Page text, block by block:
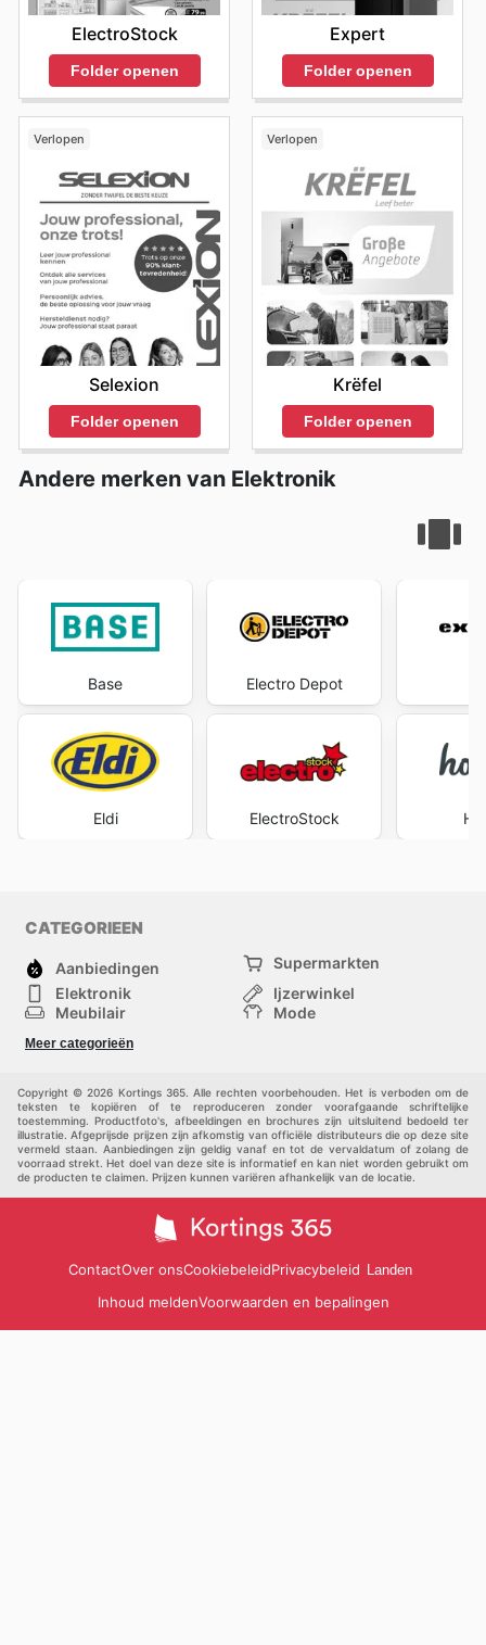
ElectroStock
Folder openen
Expert
Folder openen
Verlopen
Selexion
Folder openen
Verlopen
Krëfel
Folder openen
Andere merken van Elektronik
Base
Eldi
Electro Depot
ElectroStock
CATEGORIEEN
Aanbiedingen
Supermarkten
Elektronik
Ijzerwinkel
Meubilair
Mode
Schoonheid
Meer categorieën
Copyright © 2026 Kortings 365. Alle rechten voorbehouden. Het is verboden om de
teksten te kopiëren of te reproduceren zonder voorafgaande schriftelijke
toestemming. Productfoto's, afbeeldingen en brochures zijn uitsluitend bedoeld ter
illustratie. Afgeprijsde prijzen zijn afkomstig van officiële distributeurs die op deze site
vermeld staan. Aanbiedingen zijn geldig vanaf en tot de vervaldatum of zolang de
voorraad strekt. Het doel van deze site is informatief en kan niet worden gebruikt om
de producten te claimen. Prijzen kunnen variëren afhankelijk van de locatie.
ContactOver onsCookiebeleidPrivacybeleid Landen
Inhoud meldenVoorwaarden en bepalingen